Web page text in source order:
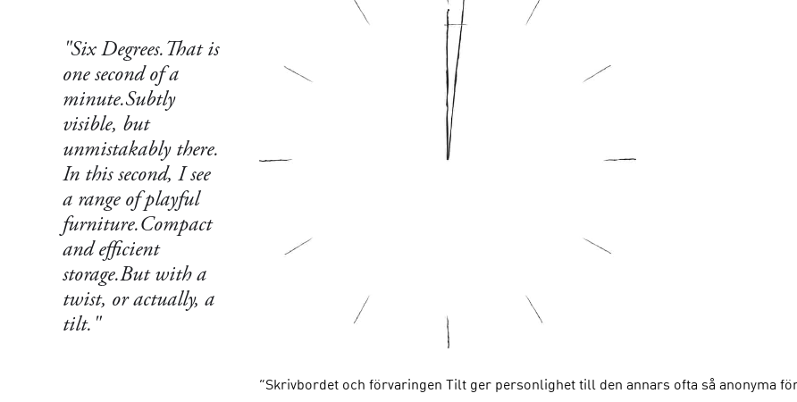
"Six Degrees.That is
one second of a
minute.Subtly
visible, but
unmistakably there.
In this second, I see
a range of playful
furniture.Compact
and efficient
storage.But with a
twist, or actually, a
tilt."
”Skrivbordet och förvaringen Tilt ger personlighet till den annars ofta så anonyma